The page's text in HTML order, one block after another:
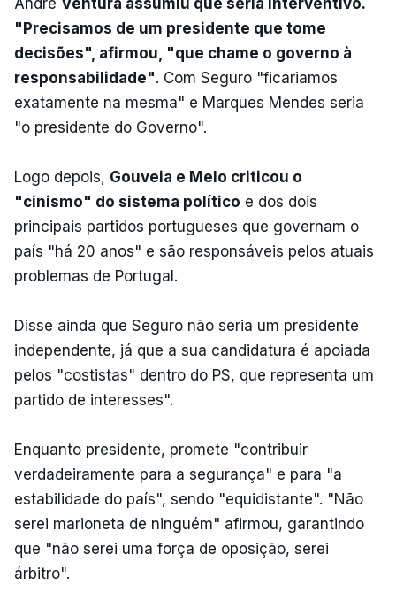
"Precisamos de um presidente que tome
decisões", afirmou, "que chame o governo à
responsabilidade". Com Seguro "ficariamos
exatamente na mesma" e Marques Mendes seria
"o presidente do Governo".
Logo depois, Gouveia e Melo criticou o
"cinismo" do sistema político e dos dois
principais partidos portugueses que governam o
país "há 20 anos" e são responsáveis pelos atuais
problemas de Portugal.
Disse ainda que Seguro não seria um presidente
independente, já que a sua candidatura é apoiada
pelos "costistas" dentro do PS, que representa um
partido de interesses".
Enquanto presidente, promete "contribuir
verdadeiramente para a segurança" e para "a
estabilidade do país", sendo "equidistante". "Não
serei marioneta de ninguém" afirmou, garantindo
que "não serei uma força de oposição, serei
árbitro".